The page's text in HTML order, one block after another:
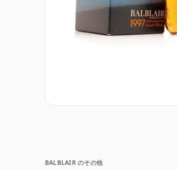
BALBLAIR のその他